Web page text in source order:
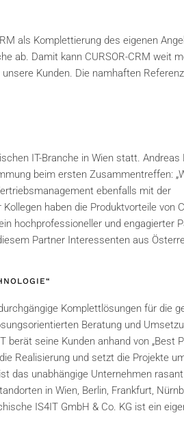
als Komplettierung des eigenen
ab. Damit kann CURSOR-CRM weit
Kunden. Die namhaften
IT-Branche in Wien statt. Andreas
beim ersten Zusammentreffen:
ebenfalls mit der
haben die Produktvorteile von
hochprofessioneller und engagierter
Partner Interessenten aus
Komplettlösungen für die
Beratung und
seine Kunden anhand von „Best
Realisierung und setzt die Projekte
das unabhängige Unternehmen rasant
in Wien, Berlin, Frankfurt,
IS4IT GmbH & Co. KG ist ein